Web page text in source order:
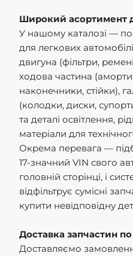
Широкий асортимент
У нашому каталозі —
для легкових
двигуна (фільтри,
ходова частина
наконечники, стійки),
(колодки, диски,
та деталі освітлення,
матеріали для
Окрема перевага —
17-значний VIN свого
головній сторінці, і
відфільтрує сумісні
купити невідповідну
Доставка запчастин по
Доставляємо